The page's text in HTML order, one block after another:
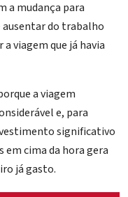
a mudança para
ausentar do trabalho
viagem que já havia
a viagem
e, para
significativo
em cima da hora gera
já gasto.